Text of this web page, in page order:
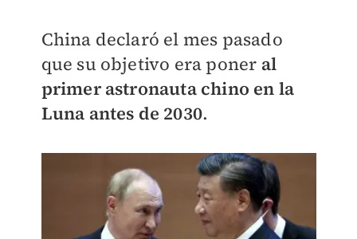
China declaró el mes pasado
que su objetivo era poner al
primer astronauta chino en la
Luna antes de 2030.